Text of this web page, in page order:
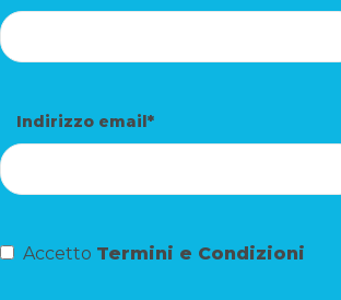
Indirizzo email*
Accetto Termini e Condizioni